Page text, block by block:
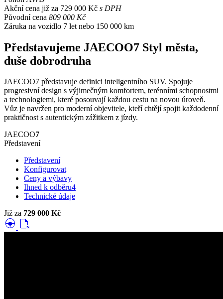
Akční cena již za 729 000 Kč s DPH
Původní cena 809 000 Kč
Záruka na vozidlo 7 let nebo 150 000 km
Představujeme JAECOO7 Styl města,
duše dobrodruha
JAECOO7 představuje definici inteligentního SUV. Spojuje
progresivní design s výjimečným komfortem, terénními schopnostmi
a technologiemi, které posouvají každou cestu na novou úroveň.
Vůz je navržen pro moderní objevitele, kteří chtějí spojit každodenní
praktičnost s autentickým zážitkem z jízdy.
JAECOO7
Představení
Představení
Konfigurovat
Ceny a výbavy
Ihned k odběru4
Technické údaje
Již za 729 000 Kč
search_hands_free file_open